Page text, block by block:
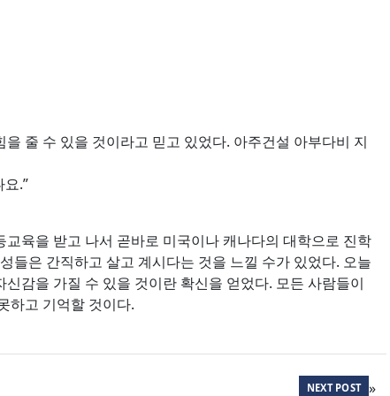
줄 수 있을 것이라고 믿고 있었다. 아주건설 아부다비 지
.”
육을 받고 나서 곧바로 미국이나 캐나다의 대학으로 진학
들은 간직하고 살고 계시다는 것을 느낄 수가 있었다. 오늘
감을 가질 수 있을 것이란 확신을 얻었다. 모든 사람들이
하고 기억할 것이다.
NEXT POST »